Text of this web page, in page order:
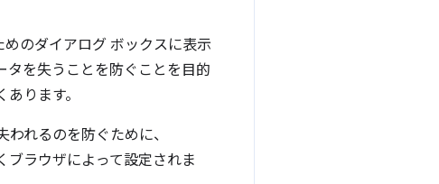
のダイアログ ボックスに表示
タを失うことを防ぐことを目的
ります。
れるのを防ぐために、
ラウザによって設定されま